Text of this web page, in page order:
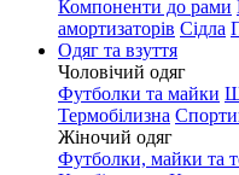
Компоненти до рами
амортизаторів Сідла
Одяг та взуття
Чоловічий одяг
Футболки та майки
Термобілизна
Жіночий одяг
Футболки, майки та